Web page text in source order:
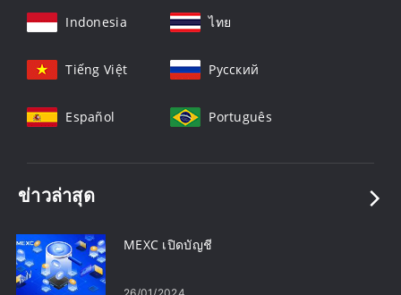
Indonesia ไทย
Tiếng Việt Русский
Español Português
ข่าวล่าสุด
MEXC เปิดบัญชี